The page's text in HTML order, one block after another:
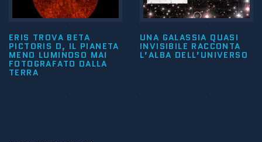
ERIS TROVA BETA
PICTORIS D, IL PIANETA
MENO LUMINOSO MAI
FOTOGRAFATO DALLA
TERRA
UNA GALASSIA QUASI
INVISIBILE RACCONTA
L’ALBA DELL’UNIVERSO